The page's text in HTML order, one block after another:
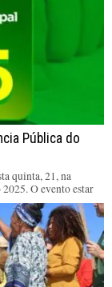
Pública do
quinta, 21, na
O evento estar